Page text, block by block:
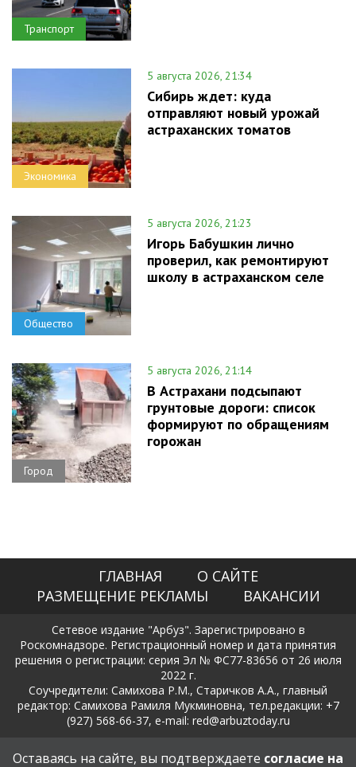
Транспорт
Экономика
5 августа 2026, 21:34
Сибирь ждет: куда
отправляют новый урожай
астраханских томатов
Общество
5 августа 2026, 21:23
Игорь Бабушкин лично
проверил, как ремонтируют
школу в астраханском селе
Город
5 августа 2026, 21:14
В Астрахани подсыпают
грунтовые дороги: список
формируют по обращениям
горожан
ГЛАВНАЯ
О САЙТЕ
РАЗМЕЩЕНИЕ РЕКЛАМЫ
ВАКАНСИИ
Сетевое издание "Арбуз". Зарегистрировано в
Роскомнадзоре. Регистрационный номер и дата принятия
решения о регистрации: серия Эл № ФС77-83656 от 26 июля
2022 г.
Соучредители: Самихова Р.М., Старичков А.А., главный
редактор: Самихова Рамиля Мукминовна, тел.редакции: +7
(927) 568-66-37, e-mail: red@arbuztoday.ru
Политика в отношении обработки и защиты персональных
Оставаясь на сайте, вы подтверждаете согласие на